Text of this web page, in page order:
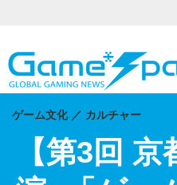
【第3回
ゲーム文化 カルチャー